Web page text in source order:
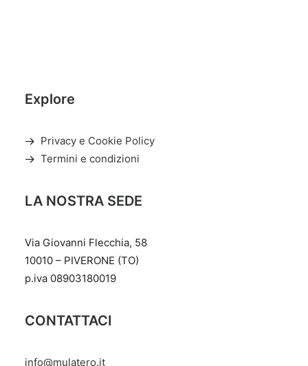
Explore
Privacy e Cookie Policy
Termini e condizioni
LA NOSTRA SEDE
Via Giovanni Flecchia, 58
10010 – PIVERONE (TO)
p.iva 08903180019
CONTATTACI
info@mulatero.it